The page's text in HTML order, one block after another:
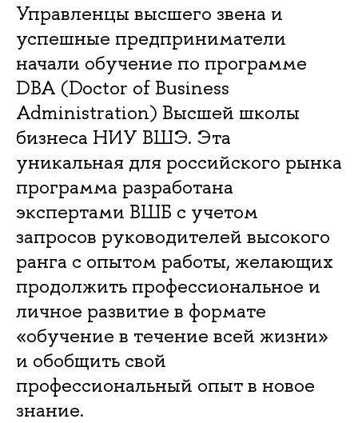
Управленцы высшего звена и
успешные предприниматели
начали обучение по программе
DBA (Doctor of Business
Administration) Высшей школы
бизнеса НИУ ВШЭ. Эта
уникальная для российского рынка
программа разработана
экспертами ВШБ с учетом
запросов руководителей высокого
ранга с опытом работы, желающих
продолжить профессиональное и
личное развитие в формате
«обучение в течение всей жизни»
и обобщить свой
профессиональный опыт в новое
знание.